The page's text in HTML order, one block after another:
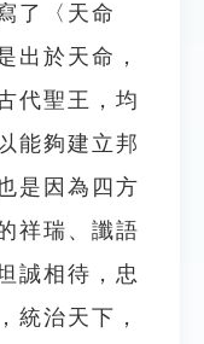
了〈天命
出於天命，
代聖王，均
能夠建立邦
是因為四方
祥瑞、讖語
誠相待，忠
統治天下，